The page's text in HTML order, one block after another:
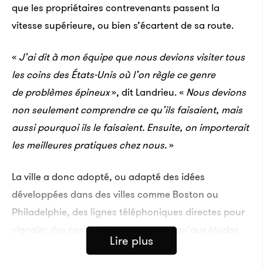
que les propriétaires contrevenants passent la
vitesse supérieure, ou bien s’écartent de sa route.
« J’ai dit à mon équipe que nous devions visiter tous
les coins des États-Unis où l’on règle ce genre
de problèmes épineux», dit Landrieu. « Nous devions
non seulement comprendre ce qu’ils faisaient, mais
aussi pourquoi ils le faisaient. Ensuite, on importerait
les meilleures pratiques chez nous.»
La ville a donc adopté, ou adapté des idées
développées dans des villes comme Boston ou
Philadelphie, des lignes téléphoniques directes pour
signaler des cas de dégradations jusqu’aux études
de marché aidant les urbanistes à mieux choisir
Lire plus